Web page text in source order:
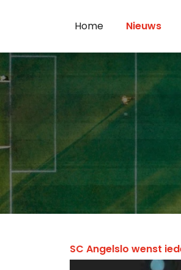
Home Nieuws
SC Angelslo wenst